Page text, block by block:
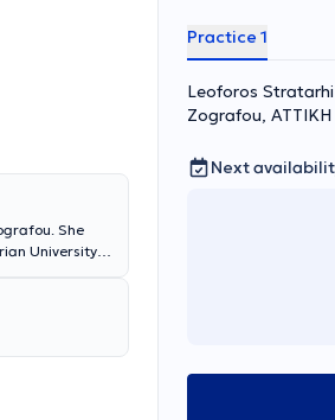
She
University
performing
heart failure.
"Agioi
Practice 1
Leoforos
Zografou, ΑΤΤΙΚΗ
Next